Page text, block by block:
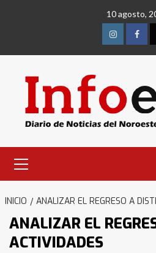
10 agosto,
Instagram
primario
INICIO ANALIZAR EL REGRESO A
ANALIZAR EL
ACTIVIDADES